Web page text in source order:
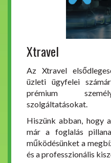
Xtravel
Az Xtravel
üzleti ügyfelei
prémium
szolgáltatásokat.
Hiszünk abban, hogy
már a foglalás
működésünket a
és a professzionális